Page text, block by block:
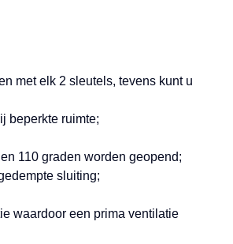
met elk 2 sleutels, tevens kunt u
beperkte ruimte;
110 graden worden geopend;
sluiting;
waardoor een prima ventilatie